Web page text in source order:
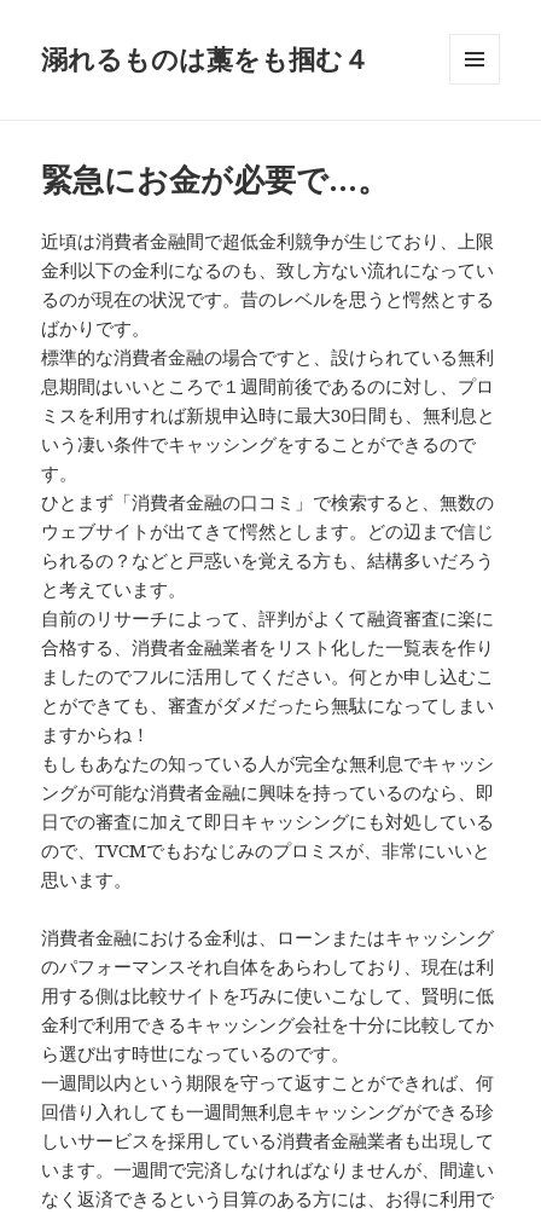
溺れるものは藁をも掴む４
緊急にお金が必要で…。
近頃は消費者金融間で超低金利競争が生じており、上限
金利以下の金利になるのも、致し方ない流れになってい
るのが現在の状況です。昔のレベルを思うと愕然とする
ばかりです。
標準的な消費者金融の場合ですと、設けられている無利
息期間はいいところで１週間前後であるのに対し、プロ
ミスを利用すれば新規申込時に最大30日間も、無利息と
いう凄い条件でキャッシングをすることができるので
す。
ひとまず「消費者金融の口コミ」で検索すると、無数の
ウェブサイトが出てきて愕然とします。どの辺まで信じ
られるの？などと戸惑いを覚える方も、結構多いだろう
と考えています。
自前のリサーチによって、評判がよくて融資審査に楽に
合格する、消費者金融業者をリスト化した一覧表を作り
ましたのでフルに活用してください。何とか申し込むこ
とができても、審査がダメだったら無駄になってしまい
ますからね！
もしもあなたの知っている人が完全な無利息でキャッシ
ングが可能な消費者金融に興味を持っているのなら、即
日での審査に加えて即日キャッシングにも対処している
ので、TVCMでもおなじみのプロミスが、非常にいいと
思います。
消費者金融における金利は、ローンまたはキャッシング
のパフォーマンスそれ自体をあらわしており、現在は利
用する側は比較サイトを巧みに使いこなして、賢明に低
金利で利用できるキャッシング会社を十分に比較してか
ら選び出す時世になっているのです。
一週間以内という期限を守って返すことができれば、何
回借り入れしても一週間無利息キャッシングができる珍
しいサービスを採用している消費者金融業者も出現して
います。一週間で完済しなければなりませんが、間違い
なく返済できるという目算のある方には、お得に利用で